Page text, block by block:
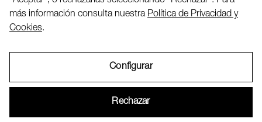
2026 ©
más información consulta nuestra Política de Privacidad y
Cookies.
Configurar
Rechazar
Política de Privacidad y Cookies